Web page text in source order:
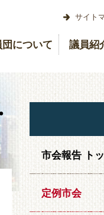
サイト
について 議員紹
市会報告 ト
定例市会